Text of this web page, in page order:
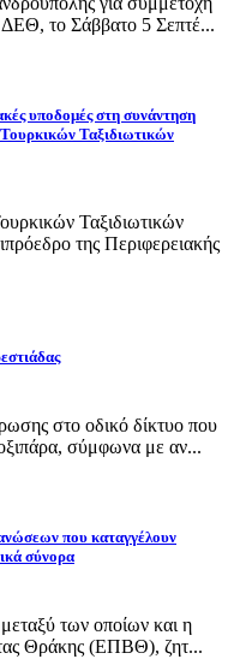
ΔΕΘ, το Σάββατο 5 Σεπτέ...
υποδομές στη συνάντηση
Ταξιδιωτικών
Ταξιδιωτικών
της Περιφερειακής
στο οδικό δίκτυο που
σύμφωνα με αν...
που καταγγέλουν
σύνορα
των οποίων και η
Θράκης (ΕΠΒΘ), ζητ...